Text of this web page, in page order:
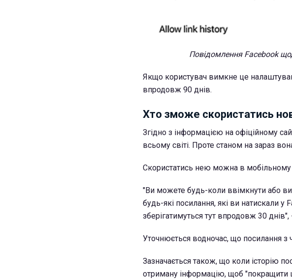
Повідомлення Facebook
Якщо користувач вимкне це
впродовж 90 днів.
Хто зможе скористатись
Згідно з інформацією на офіційному
всьому світі. Проте станом на зараз
Скористатись нею можна в мобільному
"Ви можете будь-коли ввімкнути або
будь-які посилання, які ви натискали у
зберігатимуться тут впродовж 30 днів",
Уточнюється водночас, що посилання з
Зазначається також, що коли історію
отриману інформацію, щоб "покращити